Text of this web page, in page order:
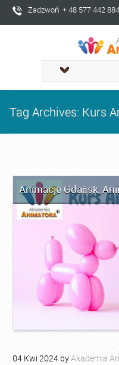
Zadzwoń + 48 577 442 884
Tag Archives: Kurs
Animacje Gdańsk,
04 Kwi 2024 byAkademia